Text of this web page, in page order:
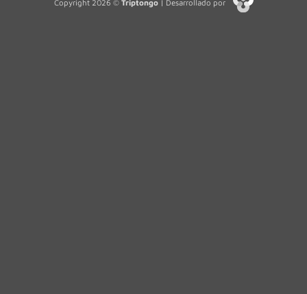
Copyright 2026 © Triptongo| Desarrollado por